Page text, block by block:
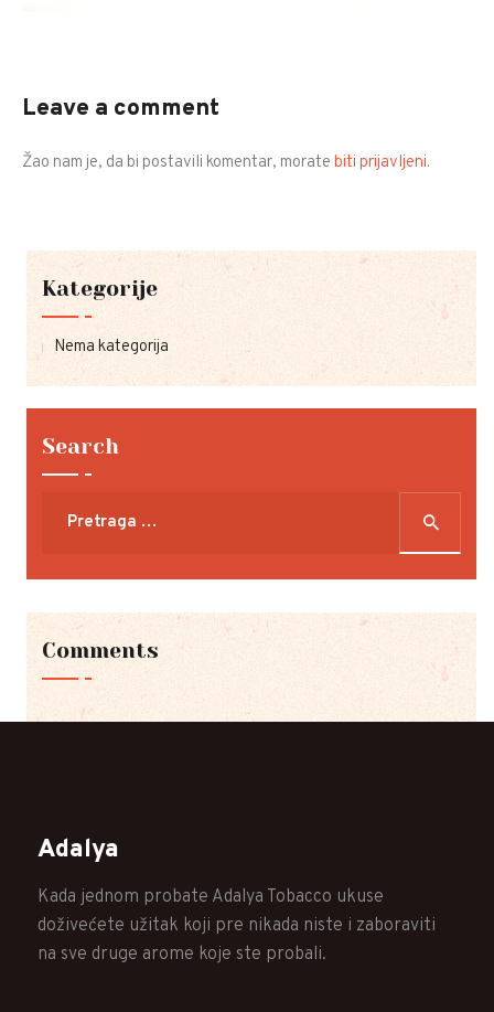
Leave a comment
Žao nam je, da bi postavili komentar, morate biti prijavljeni.
Kategorije
Nema kategorija
Search
Comments
Adalya
Kada jednom probate Adalya Tobacco ukuse
doživećete užitak koji pre nikada niste i zaboraviti
na sve druge arome koje ste probali.